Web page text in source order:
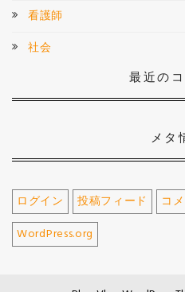
看護師
社会
最近の
メタ
ログイン 投稿フィード
コ
WordPress.org